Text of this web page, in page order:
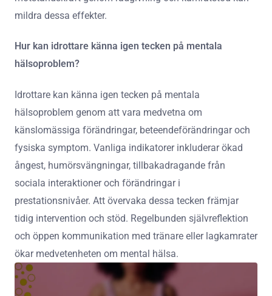
mildra dessa effekter.
Hur kan idrottare känna igen tecken på mentala
hälsoproblem?
Idrottare kan känna igen tecken på mentala
hälsoproblem genom att vara medvetna om
känslomässiga förändringar, beteendeförändringar och
fysiska symptom. Vanliga indikatorer inkluderar ökad
ångest, humörsvängningar, tillbakadragande från
sociala interaktioner och förändringar i
prestationsnivåer. Att övervaka dessa tecken främjar
tidig intervention och stöd. Regelbunden självreflektion
och öppen kommunikation med tränare eller lagkamrater
ökar medvetenheten om mental hälsa.